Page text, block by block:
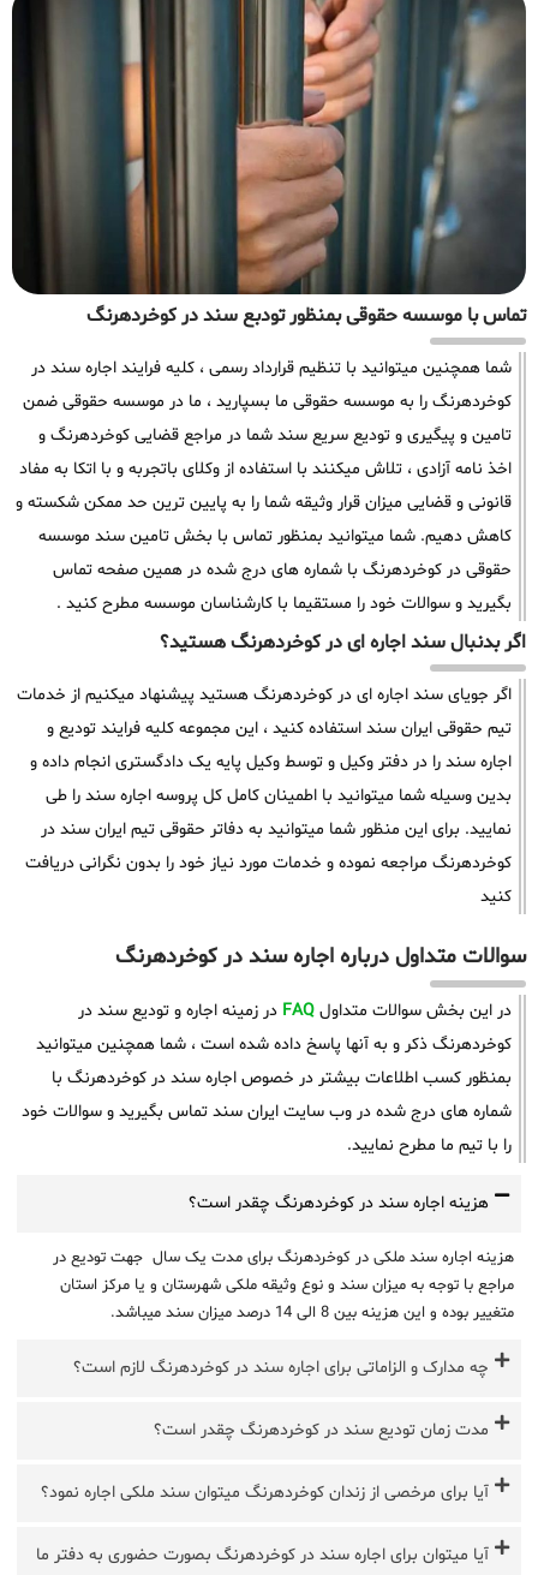
تماس با موسسه حقوقی بمنظور تودبع سند در کوخردهرنگ
شما همچنین میتوانید با تنظیم قرارداد رسمی ، کلیه فرایند اجاره سند در
کوخردهرنگ را به موسسه حقوقی ما بسپارید ، ما در موسسه حقوقی ضمن
تامین و پیگیری و تودیع سریع سند شما در مراجع قضایی کوخردهرنگ و
اخذ نامه آزادی ، تلاش میکنند با استفاده از وکلای باتجربه و با اتکا به مفاد
قانونی و قضایی میزان قرار وثیقه شما را به پایین ترین حد ممکن شکسته و
کاهش دهیم. شما میتوانید بمنظور تماس با بخش تامین سند موسسه
حقوقی در کوخردهرنگ با شماره های درج شده در همین صفحه تماس
بگیرید و سوالات خود را مستقیما با کارشناسان موسسه مطرح کنید .
اگر بدنبال سند اجاره ای در کوخردهرنگ هستید؟
اگر جویای سند اجاره ای در کوخردهرنگ هستید پیشنهاد میکنیم از خدمات
تیم حقوقی ایران سند استفاده کنید ، این مجموعه کلیه فرایند تودیع و
اجاره سند را در دفتر وکیل و توسط وکیل پایه یک دادگستری انجام داده و
بدین وسیله شما میتوانید با اطمینان کامل کل پروسه اجاره سند را طی
نمایید. برای این منظور شما میتوانید به دفاتر حقوقی تیم ایران سند در
کوخردهرنگ مراجعه نموده و خدمات مورد نیاز خود را بدون نگرانی دریافت
کنید
سوالات متداول درباره اجاره سند در کوخردهرنگ
در این بخش سوالات متداول FAQ در زمینه اجاره و تودیع سند در
کوخردهرنگ ذکر و به آنها پاسخ داده شده است ، شما همچنین میتوانید
بمنظور کسب اطلاعات بیشتر در خصوص اجاره سند در کوخردهرنگ با
شماره های درج شده در وب سایت ایران سند تماس بگیرید و سوالات خود
را با تیم ما مطرح نمایید.
هزینه اجاره سند در کوخردهرنگ چقدر است؟
هزینه اجاره سند ملکی در کوخردهرنگ برای مدت یک سال جهت تودیع در
مراجع با توجه به میزان سند و نوع وثیقه ملکی شهرستان و یا مرکز استان
متغییر بوده و این هزینه بین 8 الی 14 درصد میزان سند میباشد.
چه مدارک و الزاماتی برای اجاره سند در کوخردهرنگ لازم است؟
مدت زمان تودیع سند در کوخردهرنگ چقدر است؟
آیا برای مرخصی از زندان کوخردهرنگ میتوان سند ملکی اجاره نمود؟
آیا میتوان برای اجاره سند در کوخردهرنگ بصورت حضوری به دفتر ما